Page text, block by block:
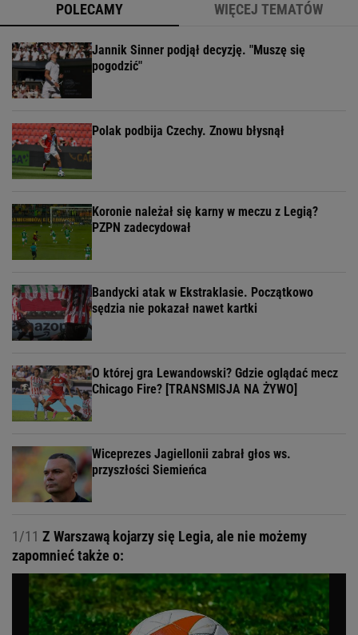
POLECAMY WIĘCEJ TEMATÓW
Jannik Sinner podjął decyzję. "Muszę się
pogodzić"
Polak podbija Czechy. Znowu błysnął
Koronie należał się karny w meczu z Legią?
PZPN zadecydował
Bandycki atak w Ekstraklasie. Początkowo
sędzia nie pokazał nawet kartki
O której gra Lewandowski? Gdzie oglądać mecz
Chicago Fire? [TRANSMISJA NA ŻYWO]
Wiceprezes Jagiellonii zabrał głos ws.
przyszłości Siemieńca
1/11 Z Warszawą kojarzy się Legia, ale nie możemy
zapomnieć także o: